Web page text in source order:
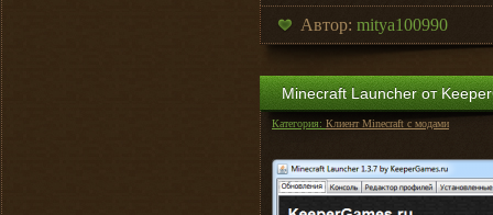
Автор: mitya100990
Minecraft Launcher от
Категория: Клиент Minecraft с модами